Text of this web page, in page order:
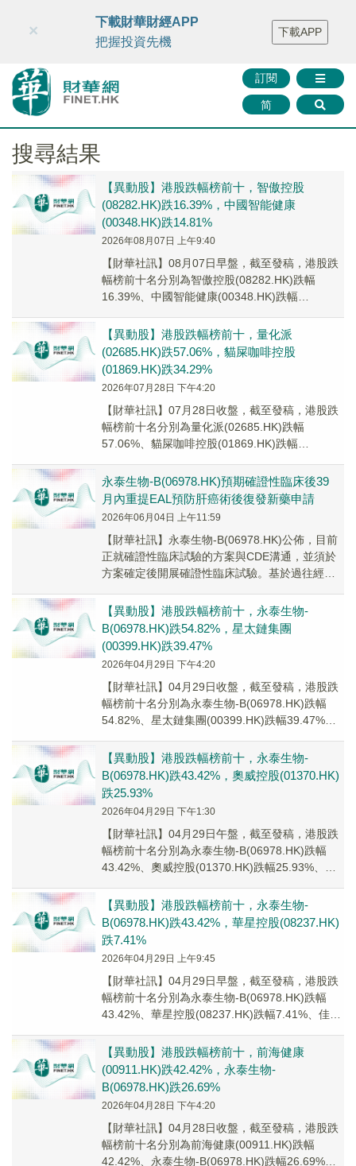
財華智庫網 FINTV FINMETA 財華證券 媒體矩陣
智庫沙龍
聯絡我們
訂閱
简
×
下載財華財經APP
把握投資先機
下載APP
搜尋結果
【異動股】港股跌幅榜前十，智傲控股
(08282.HK)跌16.39%，中國智能健康
(00348.HK)跌14.81%
2026年08月07日 上午9:40
【財華社訊】08月07日早盤，截至發稿，港股跌
幅榜前十名分別為智傲控股(08282.HK)跌幅
16.39%、中國智能健康(00348.HK)跌幅
【異動股】港股跌幅榜前十，量化派
(02685.HK)跌57.06%，貓屎咖啡控股
(01869.HK)跌34.29%
2026年07月28日 下午4:20
【財華社訊】07月28日收盤，截至發稿，港股跌
幅榜前十名分別為量化派(02685.HK)跌幅
57.06%、貓屎咖啡控股(01869.HK)跌幅
永泰生物-B(06978.HK)預期確證性臨床後39
月內重提EAL預防肝癌術後復發新藥申請
2026年06月04日 上午11:59
【財華社訊】永泰生物-B(06978.HK)公佈，目前
正就確證性臨床試驗的方案與CDE溝通，並須於
方案確定後開展確證性臨床試驗。基於過往經
【異動股】港股跌幅榜前十，永泰生物-
B(06978.HK)跌54.82%，星太鏈集團
(00399.HK)跌39.47%
2026年04月29日 下午4:20
【財華社訊】04月29日收盤，截至發稿，港股跌
幅榜前十名分別為永泰生物-B(06978.HK)跌幅
54.82%、星太鏈集團(00399.HK)跌幅39.47%、
【異動股】港股跌幅榜前十，永泰生物-
B(06978.HK)跌43.42%，奧威控股(01370.HK)
跌25.93%
2026年04月29日 下午1:30
【財華社訊】04月29日午盤，截至發稿，港股跌
幅榜前十名分別為永泰生物-B(06978.HK)跌幅
43.42%、奧威控股(01370.HK)跌幅25.93%、豐
【異動股】港股跌幅榜前十，永泰生物-
B(06978.HK)跌43.42%，華星控股(08237.HK)
跌7.41%
2026年04月29日 上午9:45
【財華社訊】04月29日早盤，截至發稿，港股跌
幅榜前十名分別為永泰生物-B(06978.HK)跌幅
43.42%、華星控股(08237.HK)跌幅7.41%、佳源
【異動股】港股跌幅榜前十，前海健康
(00911.HK)跌42.42%，永泰生物-
B(06978.HK)跌26.69%
2026年04月28日 下午4:20
【財華社訊】04月28日收盤，截至發稿，港股跌
幅榜前十名分別為前海健康(00911.HK)跌幅
42.42%、永泰生物-B(06978.HK)跌幅26.69%、